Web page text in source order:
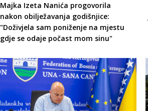
Majka Izeta Nanića progovorila
nakon obilježavanja godišnjice:
"Doživjela sam poniženje na mjestu
gdje se odaje počast mom sinu"